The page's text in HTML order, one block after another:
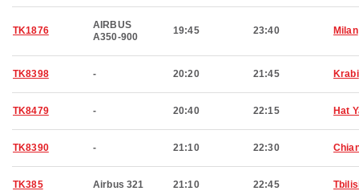
TK1876
AIRBUS
A350-900
19:45 23:40 Milan
TK8398 - 20:20 21:45 Krabi
TK8479 - 20:40 22:15 Hat
TK8390 - 21:10 22:30
TK385 Airbus 321 21:10 22:45